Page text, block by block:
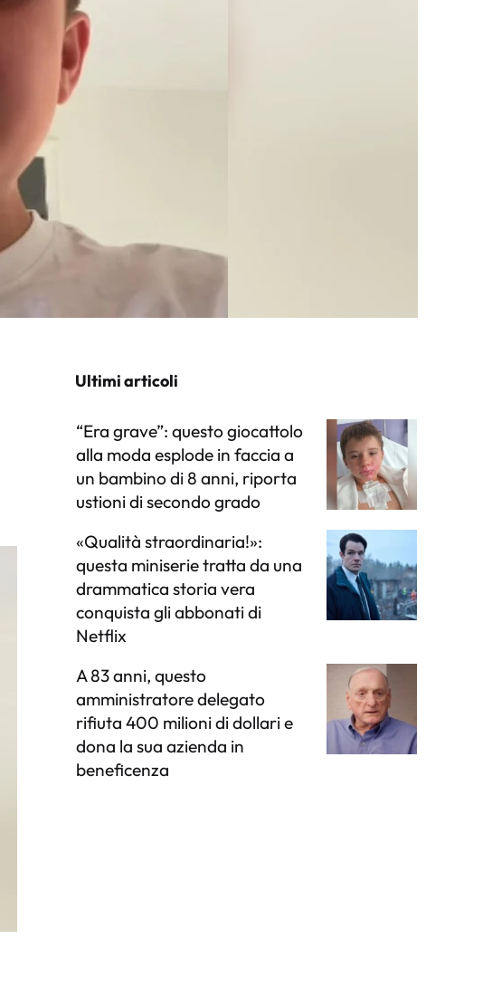
Ultimi articoli
“Era grave”: questo giocattolo
alla moda esplode in faccia a
un bambino di 8 anni, riporta
ustioni di secondo grado
«Qualità straordinaria!»:
questa miniserie tratta da una
drammatica storia vera
conquista gli abbonati di
Netflix
A 83 anni, questo
amministratore delegato
rifiuta 400 milioni di dollari e
dona la sua azienda in
beneficenza